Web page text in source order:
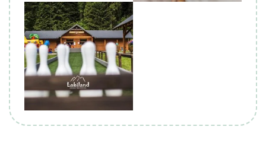
Biuro Podróży KROCZEK